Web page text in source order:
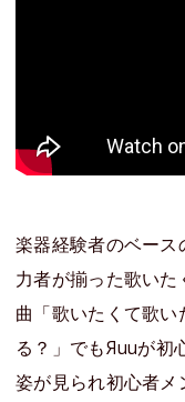
楽器経験者のベー
力者が揃った歌い
曲「歌いたくて歌
る？」でもЯuuが初
姿が見られ初心者